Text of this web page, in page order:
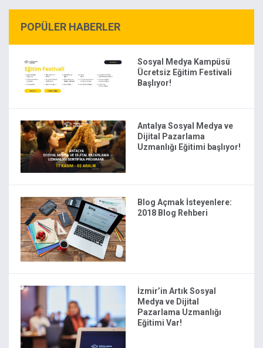
POPÜLER HABERLER
Sosyal Medya Kampüsü
Ücretsiz Eğitim Festivali
Başlıyor!
Antalya Sosyal Medya ve
Dijital Pazarlama
Uzmanlığı Eğitimi başlıyor!
Blog Açmak İsteyenlere:
2018 Blog Rehberi
İzmir’in Artık Sosyal
Medya ve Dijital
Pazarlama Uzmanlığı
Eğitimi Var!